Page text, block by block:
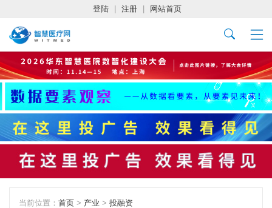
登陆 注册 网站首页
当前位置： 首页 > 产业 > 投融资